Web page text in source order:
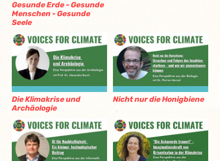
Gesunde Erde - Gesunde
Menschen - Gesunde
Seele
Die Klimakrise und
Archäologie
Nicht nur die Honigbiene